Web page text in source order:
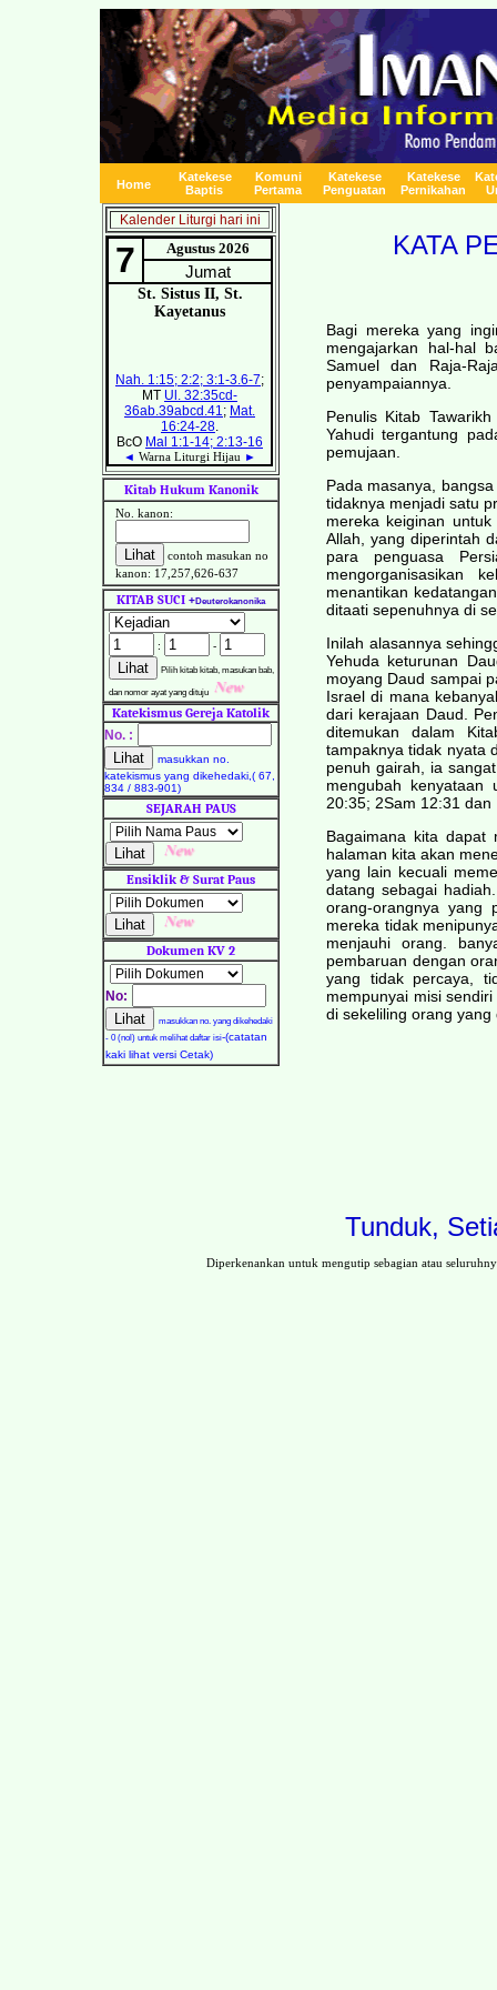
Home
Katekese
Baptis
Komuni
Pertama
Katekese
Penguatan
Katekese
Pernikahan
Kalender Liturgi hari ini
Kitab Hukum Kanonik
No. kanon:
contoh masukan no
kanon: 17,257,626-637
KITAB SUCI +Deuterokanonika
: -
Pilih kitab kitab, masukan bab,
dan nomor ayat yang dituju
Katekismus Gereja Katolik
No. :
masukkan no.
katekismus yang dikehedaki,( 67,
834 / 883-901)
SEJARAH PAUS
Ensiklik & Surat Paus
Dokumen KV 2
No:
masukkan no. yang dikehedaki
- 0 (nol) untuk melihat daftar isi-(catatan
kaki lihat versi Cetak)
KATA
Bagi mereka yang
mengajarkan hal-hal
Samuel dan Raja-
penyampaiannya.
Penulis Kitab
Yahudi tergantung
pemujaan.
Pada masanya,
tidaknya menjadi satu
mereka keiginan
Allah, yang diperintah
para penguasa
mengorganisasikan
menantikan
ditaati sepenuhnya di
Inilah alasannya
Yehuda keturunan
moyang Daud sampai
Israel di mana
dari kerajaan Daud.
ditemukan dalam
tampaknya tidak nyata
penuh gairah, ia
mengubah kenyataan
20:35; 2Sam 12:31 dan
Bagaimana kita dapat
halaman kita akan
yang lain kecuali
datang sebagai
orang-orangnya yang
mereka tidak
menjauhi orang.
pembaruan dengan
yang tidak percaya,
mempunyai misi
di sekeliling orang
Tunduk,
Diperkenankan untuk mengutip sebagian atau